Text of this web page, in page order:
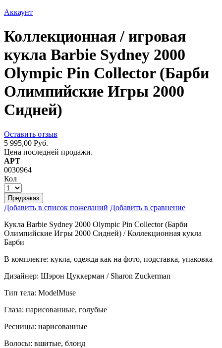
Аккаунт
Коллекционная / игровая
кукла Barbie Sydney 2000
Olympic Pin Collector (Барби
Олимпийские Игры 2000
Сидней)
Оставить отзыв
5 995,00 Руб.
Цена последней продажи.
АРТ
0030964
Кол
Предзаказ
Добавить в список пожеланий Добавить в сравнение
Кукла Barbie Sydney 2000 Olympic Pin Collector (Барби
Олимпийские Игры 2000 Сидней) / Коллекционная кукла
Барби
В комплекте: кукла, одежда как на фото, подставка, упаковка
Дизайнер: Шэрон Цуккерман / Sharon Zuckerman
Тип тела: ModelMuse
Глаза: нарисованные, голубые
Ресницы: нарисованные
Волосы: вшитые, блонд